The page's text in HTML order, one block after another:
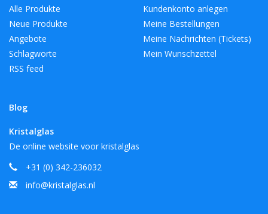
Alle Produkte
Neue Produkte
Angebote
Schlagworte
RSS feed
Blog
Kundenkonto anlegen
Meine Bestellungen
Meine Nachrichten (Tickets)
Mein Wunschzettel
Kristalglas
De online website voor kristalglas
+31 (0) 342-236032
info@kristalglas.nl